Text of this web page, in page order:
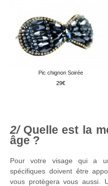
Pic chignon Soirée
29
Quelle est la
âge ?
Pour votre visage qui a
spécifiques doivent être
vous protègera vous aussi.